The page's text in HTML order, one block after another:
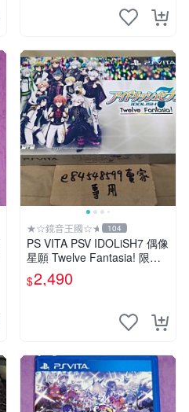
★☆鏡音王國☆★ 104
PS VITA PSV IDOLiSH7 偶像
星願 Twelve Fantasia! 限定
版 純日版 日文版 特裝版
$2,490